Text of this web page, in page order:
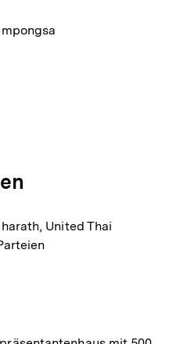
United Thai